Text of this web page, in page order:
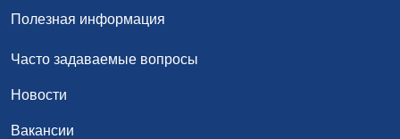
Полезная информация
Часто задаваемые вопросы
Новости
Вакансии